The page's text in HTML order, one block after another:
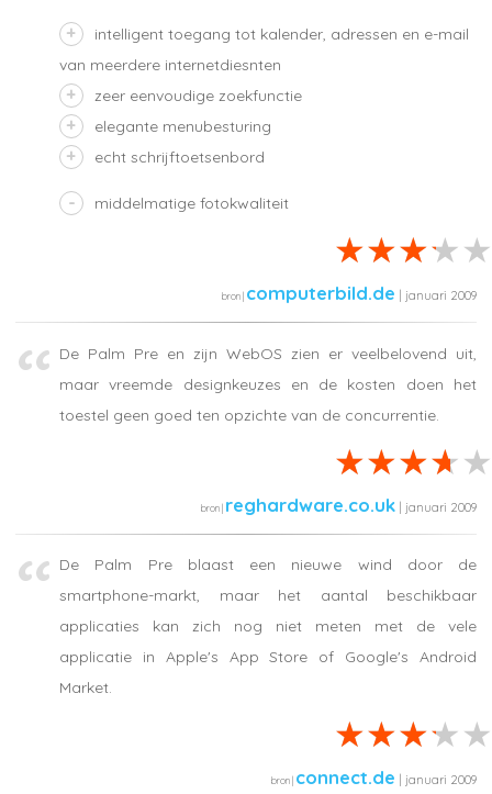
intelligent toegang tot kalender, adressen en e-mail
van meerdere internetdiesnten
zeer eenvoudige zoekfunctie
elegante menubesturing
echt schrijftoetsenbord
middelmatige fotokwaliteit
computerbild.de | januari 2009
De Palm Pre en zijn WebOS zien er veelbelovend uit,
maar vreemde designkeuzes en de kosten doen het
toestel geen goed ten opzichte van de concurrentie.
reghardware.co.uk | januari 2009
De Palm Pre blaast een nieuwe wind door de
smartphone-markt, maar het aantal beschikbaar
applicaties kan zich nog niet meten met de vele
applicatie in Apple's App Store of Google's Android
Market.
connect.de | januari 2009